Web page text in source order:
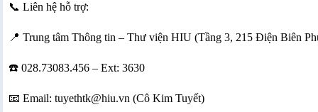
📞 Liên hệ hỗ trợ:
📍 Trung tâm Thông tin – Thư viện HIU (Tầng 3, 215 Điện Biên
☎️ 028.73083.456 – Ext: 3630
📧 Email: tuyethtk@hiu.vn (Cô Kim Tuyết)